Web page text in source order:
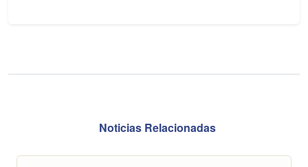
Noticias Relacionadas